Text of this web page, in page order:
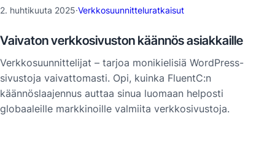
2. huhtikuuta 2025·Verkkosuunnitteluratkaisut
Vaivaton verkkosivuston käännös asiakkaille
Verkkosuunnittelijat – tarjoa monikielisiä WordPress-
sivustoja vaivattomasti. Opi, kuinka FluentC:n
käännöslaajennus auttaa sinua luomaan helposti
globaaleille markkinoille valmiita verkkosivustoja.